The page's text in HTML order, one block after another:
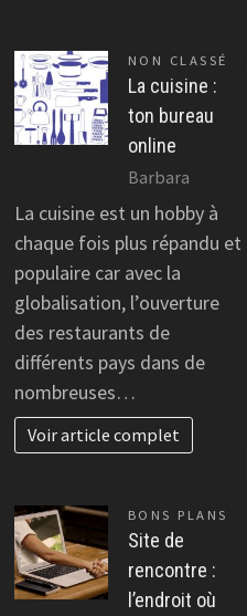
NON CLASSÉ
La cuisine :
ton bureau
online
Barbara
La cuisine est un hobby à
chaque fois plus répandu et
populaire car avec la
globalisation, l’ouverture
des restaurants de
différents pays dans de
nombreuses…
Voir article complet
BONS PLANS
Site de
rencontre :
l’endroit où